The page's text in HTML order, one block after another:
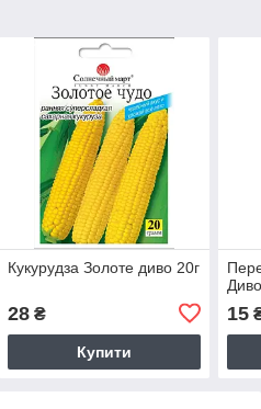
Кукурудза Золоте диво 20г
28₴
Купити
15